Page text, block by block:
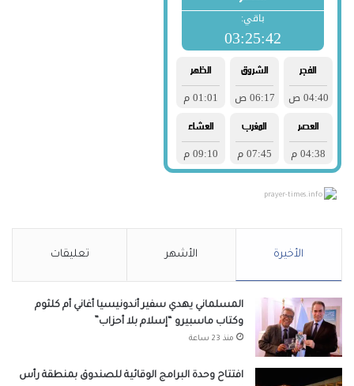
prayer-times.info
الأخيرة الأشهر تعليقات
المسلماني يهدي سفير أندونيسيا أغاني أم كلثوم
وكتاب ماسبيرو “إسلام بلا أحزاب”
منذ 23 ساعة
افتتاح وحدة البرامج الوقائية للصندوق بمنطقة رأس